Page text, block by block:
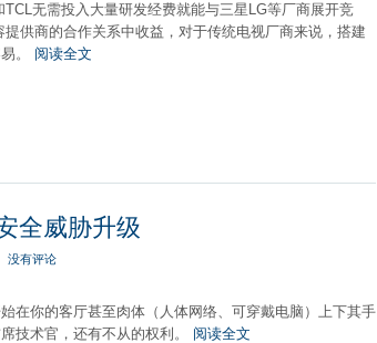
无需投入大量研发经费就能与三星LG等厂商展开竞
供商的合作关系中收益，对于传统电视厂商来说，搭建
。 阅读全文
全威胁升级
没有评论
在你的客厅甚至肉体（人体网络、可穿戴电脑）上下其手
技术官，还有不从的权利。 阅读全文